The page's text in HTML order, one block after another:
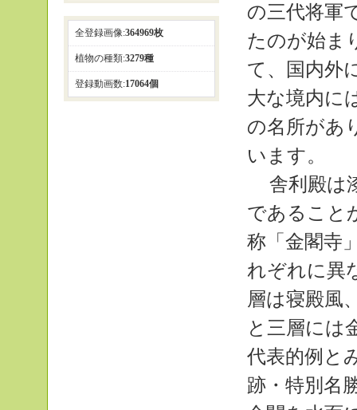
の三代将軍
たのが始ま
て、国内外
大な境内に
の名所があ
います。
舎利殿は
であること
称「金閣寺
れぞれに異
層は寝殿風
と三層には
代表的例と
跡・特別名
全登録画像:364969枚
植物の種類:3279種
登録動画数:17064個